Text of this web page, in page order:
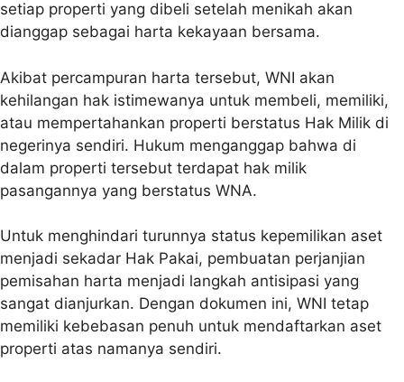
setiap properti yang dibeli setelah menikah akan
dianggap sebagai harta kekayaan bersama.
Akibat percampuran harta tersebut, WNI akan
kehilangan hak istimewanya untuk membeli, memiliki,
atau mempertahankan properti berstatus Hak Milik di
negerinya sendiri. Hukum menganggap bahwa di
dalam properti tersebut terdapat hak milik
pasangannya yang berstatus WNA.
Untuk menghindari turunnya status kepemilikan aset
menjadi sekadar Hak Pakai, pembuatan perjanjian
pemisahan harta menjadi langkah antisipasi yang
sangat dianjurkan. Dengan dokumen ini, WNI tetap
memiliki kebebasan penuh untuk mendaftarkan aset
properti atas namanya sendiri.